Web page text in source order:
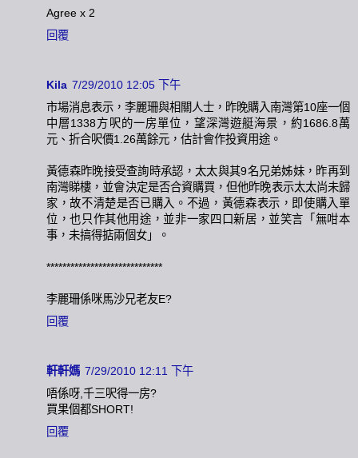
Agree x 2
回覆
Kila 7/29/2010 12:05 下午
市場消息表示，李麗珊與相關人士，昨晚購入南灣第10座一個
中層1338方呎的一房單位，望深灣遊艇海景，約1686.8萬
元、折合呎價1.26萬餘元，估計會作投資用途。
黃德森昨晚接受查詢時承認，太太與其9名兄弟姊妹，昨再到
南灣睇樓，並會決定是否合資購買，但他昨晚表示太太尚未歸
家，故不清楚是否已購入。不過，黃德森表示，即使購入單
位，也只作其他用途，並非一家四口新居，並笑言「無咁本
事，未搞得掂兩個女」。
*****************************
李麗珊係咪馬沙兄老友E?
回覆
軒軒媽 7/29/2010 12:11 下午
唔係呀,千三呎得一房?
買果個都SHORT!
回覆